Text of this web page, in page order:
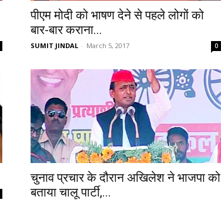
पीएम मोदी को भाषण देने से पहले लोगों को
बार-बार कराना...
SUMIT JINDAL - March 5, 2017 0
चुनाव प्रचार के दौरान अखिलेश ने भाजपा को
बताया चालू पार्टी,...